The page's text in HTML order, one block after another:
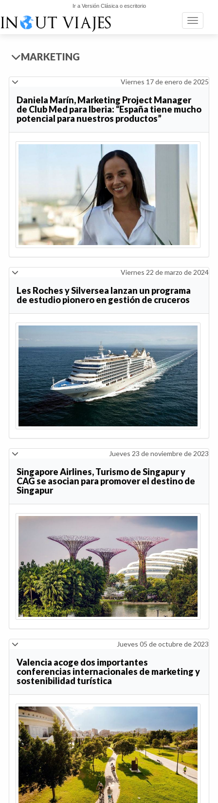
Ir a Versión Clásica o escritorio
Toggle
MARKETING
Viernes 17 de enero de 2025
Daniela Marín, Marketing Project Manager
de Club Med para Iberia: “España tiene mucho
potencial para nuestros productos”
Viernes 22 de marzo de 2024
Les Roches y Silversea lanzan un programa
de estudio pionero en gestión de cruceros
Jueves 23 de noviembre de 2023
Singapore Airlines, Turismo de Singapur y
CAG se asocian para promover el destino de
Singapur
Jueves 05 de octubre de 2023
Valencia acoge dos importantes
conferencias internacionales de marketing y
sostenibilidad turística